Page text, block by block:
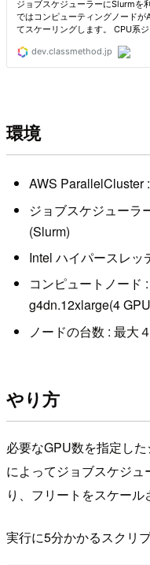
環境
AWS ParallelCluster
ジョブスケジューラ
(Slurm)
Intel ハイパースレッ
コンピュートノード
g4dn.12xlarge(4
ノードの台数 : 最大
やり方
必要なGPU数を指定し
によってジョブスケジ
り、フリートをスケール
実行に5分かかるスクリ